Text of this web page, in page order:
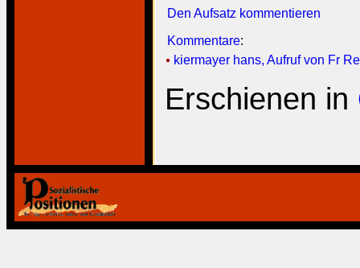
Den Aufsatz kommentieren
Kommentare:
kiermayer hans, Aufruf von Fr
Erschienen in